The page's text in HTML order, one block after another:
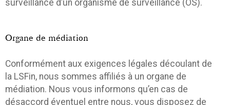
surveillance d’un organisme de surveillance (OS).
Organe de médiation
Conformément aux exigences légales découlant de
la LSFin, nous sommes affiliés à un organe de
médiation. Nous vous informons qu’en cas de
désaccord éventuel entre nous, vous disposez de